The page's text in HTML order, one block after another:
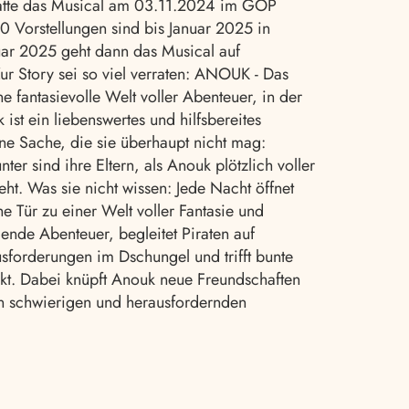
das Musical am 03.11.2024 im GOP
Vorstellungen sind bis Januar 2025 in
2025 geht dann das Musical auf
Story sei so viel verraten: ANOUK - Das
fantasievolle Welt voller Abenteuer, in der
ein liebenswertes und hilfsbereites
Sache, die sie überhaupt nicht mag:
sind ihre Eltern, als Anouk plötzlich voller
Was sie nicht wissen: Jede Nacht öffnet
Tür zu einer Welt voller Fantasie und
Abenteuer, begleitet Piraten auf
im Dschungel und trifft bunte
Dabei knüpft Anouk neue Freundschaften
schwierigen und herausfordernden